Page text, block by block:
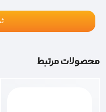
محصولات مرتبط